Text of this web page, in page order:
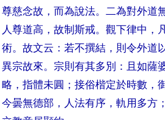
尊慈念故 ， 而為說法。二為對外道
人尊道高 ，故制斯戒。觀下律中 ，
術。故文云 ：若不撰結 ， 則令外道
異宗故來。宗則有其多別 ： 且如薩
略 ，指體未圓 ；接俗楷定於時數 ，
今曇無德部 ， 人法有序 ，軌用多方